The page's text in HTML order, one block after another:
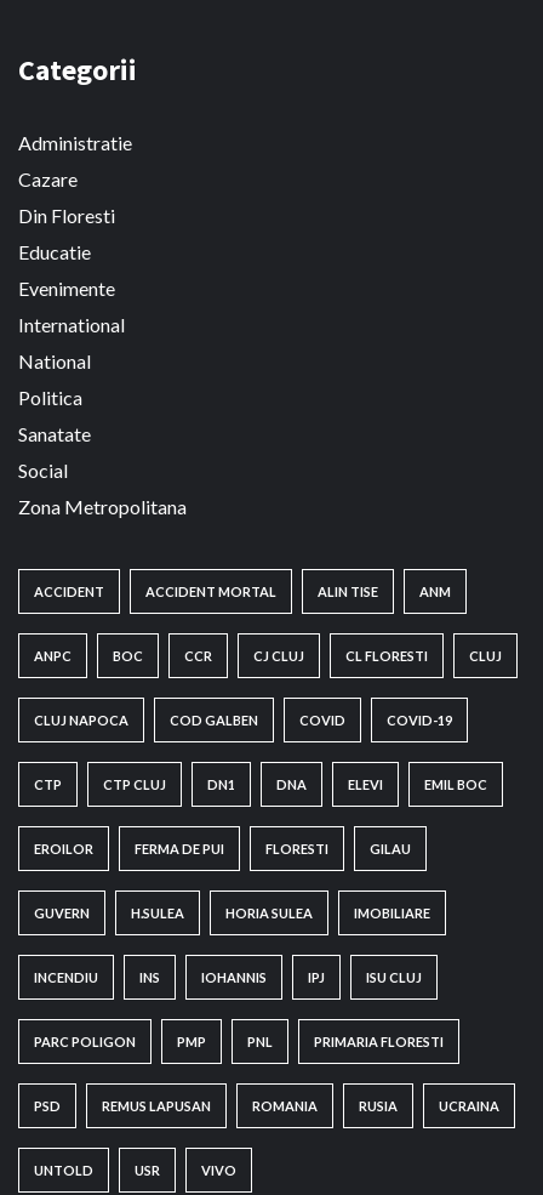
Categorii
Administratie
Cazare
Din Floresti
Educatie
Evenimente
International
National
Politica
Sanatate
Social
Zona Metropolitana
ACCIDENT ACCIDENT MORTAL ALIN TISE ANM
ANPC BOC CCR CJ CLUJ CL FLORESTI CLUJ
CLUJ NAPOCA COD GALBEN COVID COVID-19
CTP CTP CLUJ DN1 DNA ELEVI EMIL BOC
EROILOR FERMA DE PUI FLORESTI GILAU
GUVERN H.SULEA HORIA SULEA IMOBILIARE
INCENDIU INS IOHANNIS IPJ ISU CLUJ
PARC POLIGON PMP PNL PRIMARIA FLORESTI
PSD REMUS LAPUSAN ROMANIA RUSIA UCRAINA
UNTOLD USR VIVO